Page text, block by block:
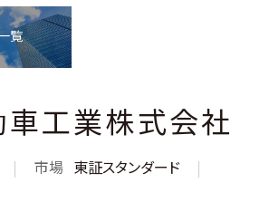
覧
車工業株式会社
市場
東証スタンダード